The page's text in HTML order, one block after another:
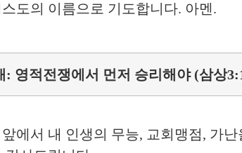
도의 이름으로 기도합니다. 아멘.
: 영적전쟁에서 먼저 승리해야 (삼상
에서 내 인생의 무능, 교회맹점, 가